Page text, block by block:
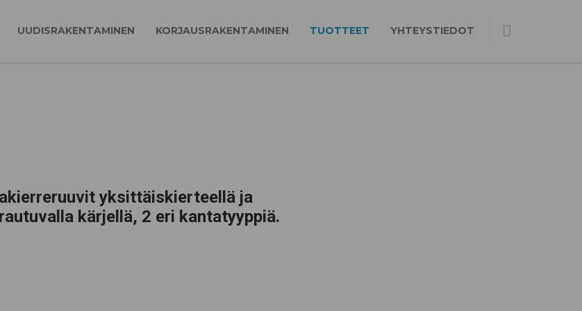
UUDISRAKENTAMINEN KORJAUSRAKENTAMINEN TUOTTEET YHTEYSTIEDOT
yksittäiskierteellä ja
kärjellä, 2 eri kantatyyppiä.